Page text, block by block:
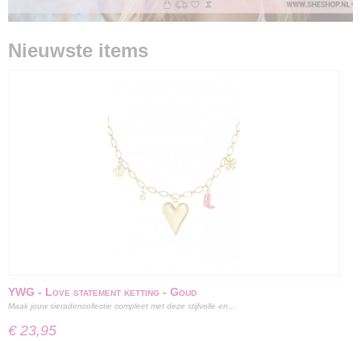
Nieuwste items
YWG - Love statement ketting - Goud
Maak jouw sieradencollectie compleet met deze stijlvolle en…
€ 23,95